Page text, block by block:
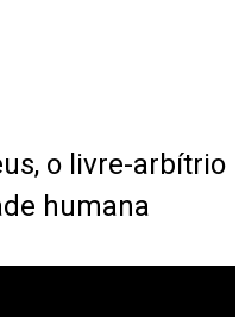
o livre-arbítrio
humana